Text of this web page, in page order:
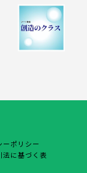
ーポリシー
法に基づく表